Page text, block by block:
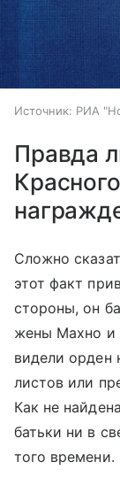
Источник: РИА
Правда
Сложно
этот факт
стороны, он
жены Махно и
видели орден
листов или
Как не
батьки ни в
того времени.